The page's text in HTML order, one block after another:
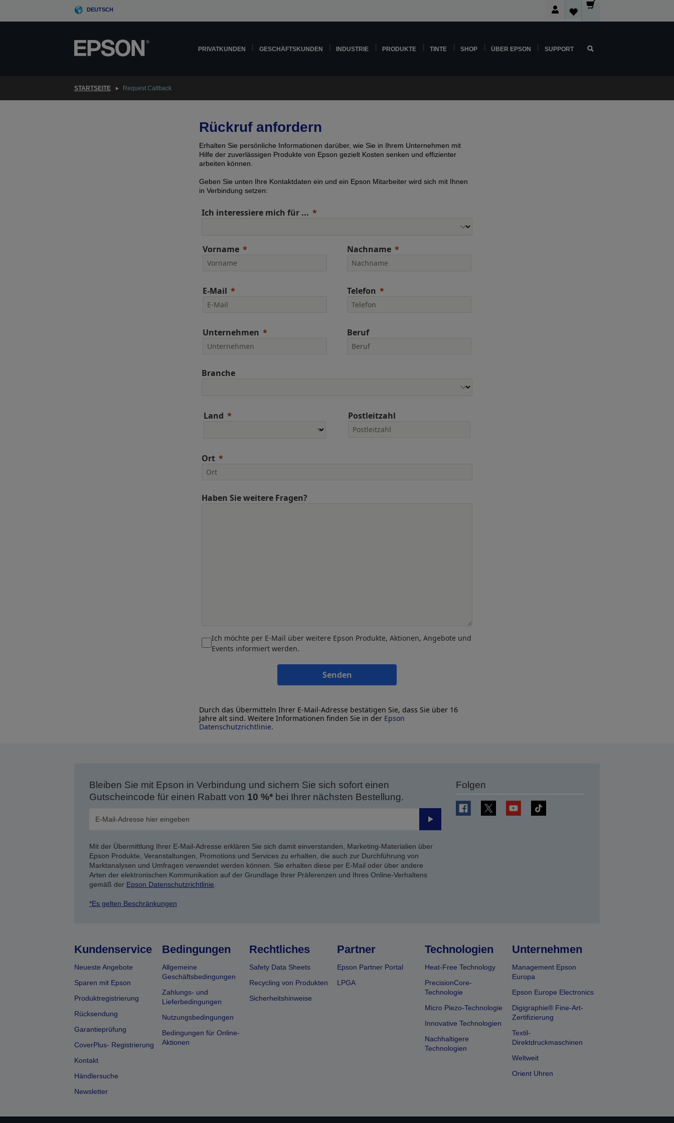
DEUTSCH
PRIVATKUNDEN GESCHÄFTSKUNDEN INDUSTRIE PRODUKTE TINTE SHOP ÜBER EPSON SUPPORT
STARTSEITE Request Callback
Rückruf anfordern
Erhalten Sie persönliche Informationen darüber, wie Sie in Ihrem Unternehmen mit
Hilfe der zuverlässigen Produkte von Epson gezielt Kosten senken und effizienter
arbeiten können.
Geben Sie unten Ihre Kontaktdaten ein und ein Epson Mitarbeiter wird sich mit Ihnen
in Verbindung setzen:
Ich interessiere mich für ...
Vorname Nachname
E-Mail Telefon
Unternehmen Beruf
Branche
Land Postleitzahl
Ort
Haben Sie weitere Fragen?
Ich möchte per E-Mail über weitere Epson Produkte, Aktionen, Angebote und
Events informiert werden.
Senden
Durch das Übermitteln Ihrer E-Mail-Adresse bestätigen Sie, dass Sie über 16
Jahre alt sind. Weitere Informationen finden Sie in der Epson
Datenschutzrichtlinie.
Bleiben Sie mit Epson in Verbindung und sichern Sie sich sofort einen
Gutscheincode für einen Rabatt von 10 %*bei Ihrer nächsten Bestellung.
Senden
Mit der Übermittlung Ihrer E-Mail-Adresse erklären Sie sich damit einverstanden, Marketing-Materialien über
Epson Produkte, Veranstaltungen, Promotions und Services zu erhalten, die auch zur Durchführung von
Marktanalysen und Umfragen verwendet werden können. Sie erhalten diese per E-Mail oder über andere
Arten der elektronischen Kommunikation auf der Grundlage Ihrer Präferenzen und Ihres Online-Verhaltens
gemäß der Epson Datenschutzrichtlinie
*Es gelten Beschränkungen
Folgen
Kundenservice
Neueste Angebote
Sparen mit Epson
Produktregistrierung
Rücksendung
Garantieprüfung
CoverPlus- Registrierung
Kontakt
Händlersuche
Newsletter
Bedingungen
Allgemeine
Geschäftsbedingungen
Zahlungs- und
Lieferbedingungen
Nutzungsbedingungen
Bedingungen für Online-
Aktionen
Rechtliches
Safety Data Sheets
Recycling von Produkten
Sicherheitshinweise
Partner
Epson Partner Portal
LPGA
Technologien
Heat-Free Technology
PrecisionCore-
Technologie
Micro Piezo-Technologie
Innovative Technologien
Nachhaltigere
Technologien
Unternehmen
Management Epson
Europa
Epson Europe Electronics
Digigraphie® Fine-Art-
Zertifizierung
Textil-
Direktdruckmaschinen
Weltweit
Orient Uhren